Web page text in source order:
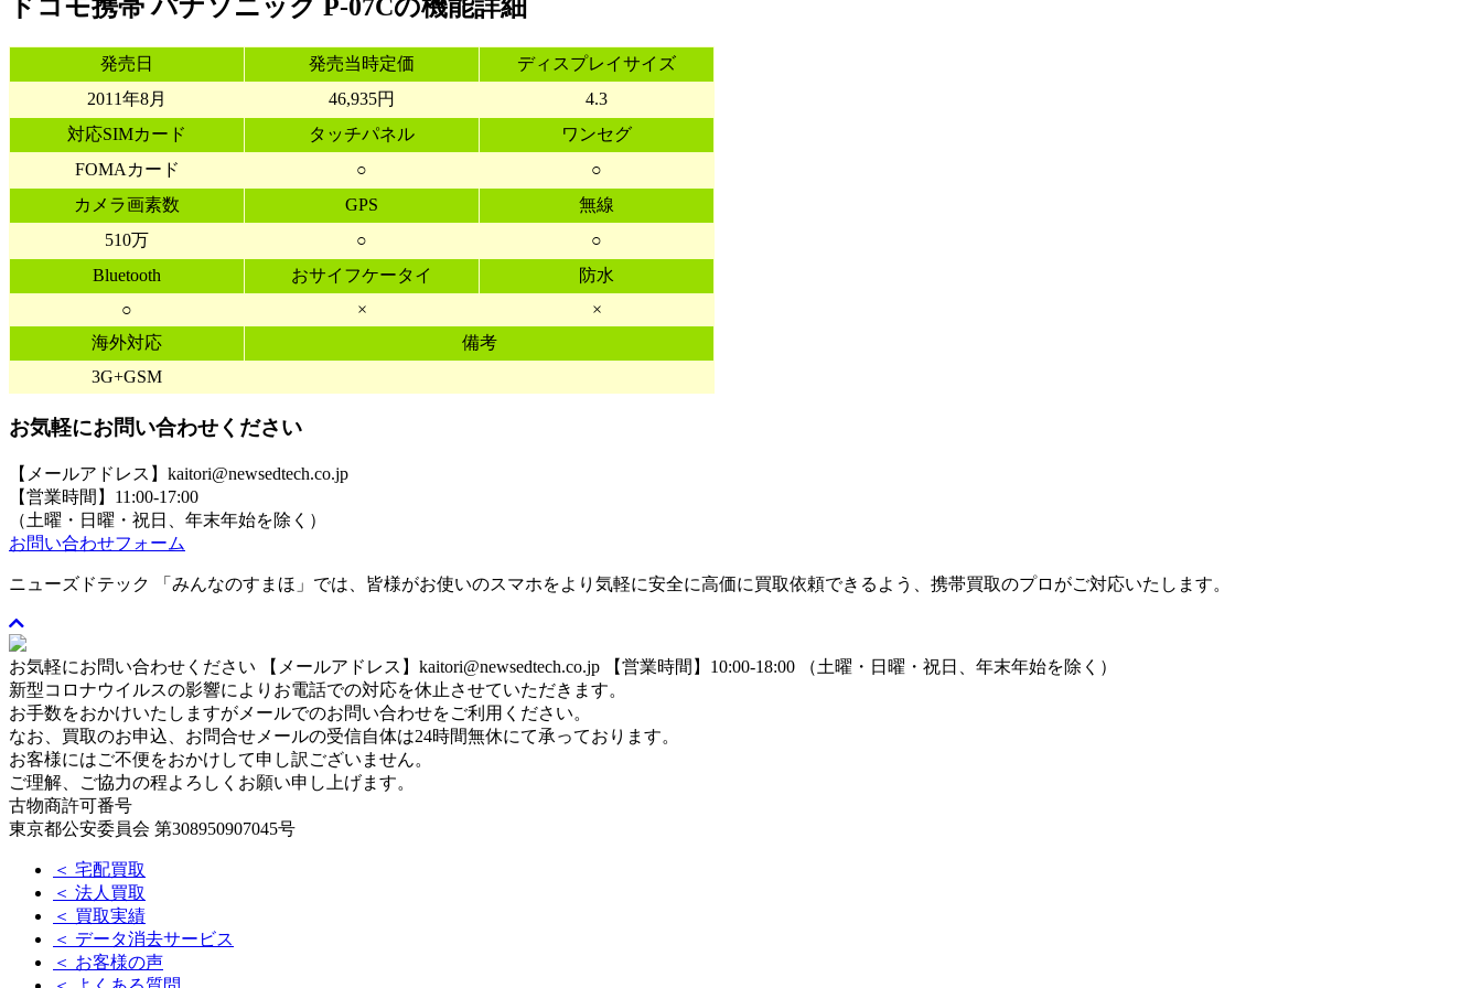
ドコモ携帯 パナソニック P-07Cの機能詳細
発売日 発売当時定価
ディスプレイサイズ
2011年8月
46,935円
4.3
対応SIMカード
タッチパネル
ワンセグ
FOMAカード
○
○
カメラ画素数
GPS
無線
510万
○
○
Bluetooth
おサイフケータイ
防水
○
×
×
海外対応
備考
3G+GSM
お気軽にお問い合わせください
【メールアドレス】kaitori@newsedtech.co.jp
【営業時間】11:00-17:00
（土曜・日曜・祝日、年末年始を除く）
お問い合わせフォーム
ニューズドテック 「みんなのすまほ」では、皆様がお使いのスマホをより気軽に安全に高価に買取依頼できるよう、携帯買取のプロがご対応いたします。
お気軽にお問い合わせください 【メールアドレス】kaitori@newsedtech.co.jp
【営業時間】10:00-18:00 （土曜・日曜・祝日、年末年始を除く）
新型コロナウイルスの影響によりお電話での対応を休止させていただきます。
お手数をおかけいたしますがメールでのお問い合わせをご利用ください。
なお、買取のお申込、お問合せメールの受信自体は24時間無休にて承っております。
お客様にはご不便をおかけして申し訳ございません。
ご理解、ご協力の程よろしくお願い申し上げます。
古物商許可番号
東京都公安委員会 第308950907045号
＜ 宅配買取
＜ 法人買取
＜ 買取実績
＜ データ消去サービス
＜ お客様の声